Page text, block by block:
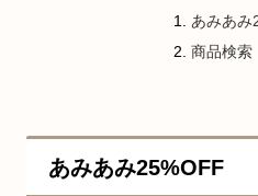
あみあみ
商品検索
あみあみ25%OFF